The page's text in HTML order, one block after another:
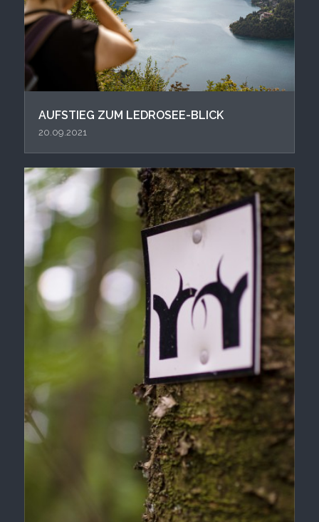
AUFSTIEG ZUM LEDROSEE-BLICK
20.09.2021